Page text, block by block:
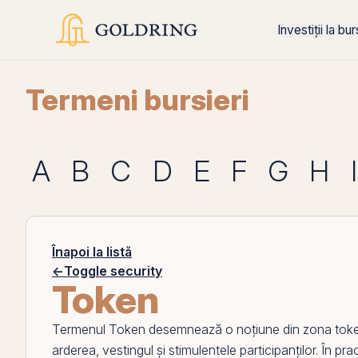
Investiții la
Termeni bursieri
A B C D E F G H I
Înapoi la listă
←Toggle security
Token
Termenul Token desemnează o noțiune din zona
arderea, vestingul și stimulentele participanților. În